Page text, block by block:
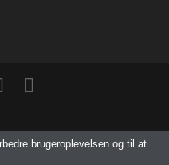
brugeroplevelsen og til at